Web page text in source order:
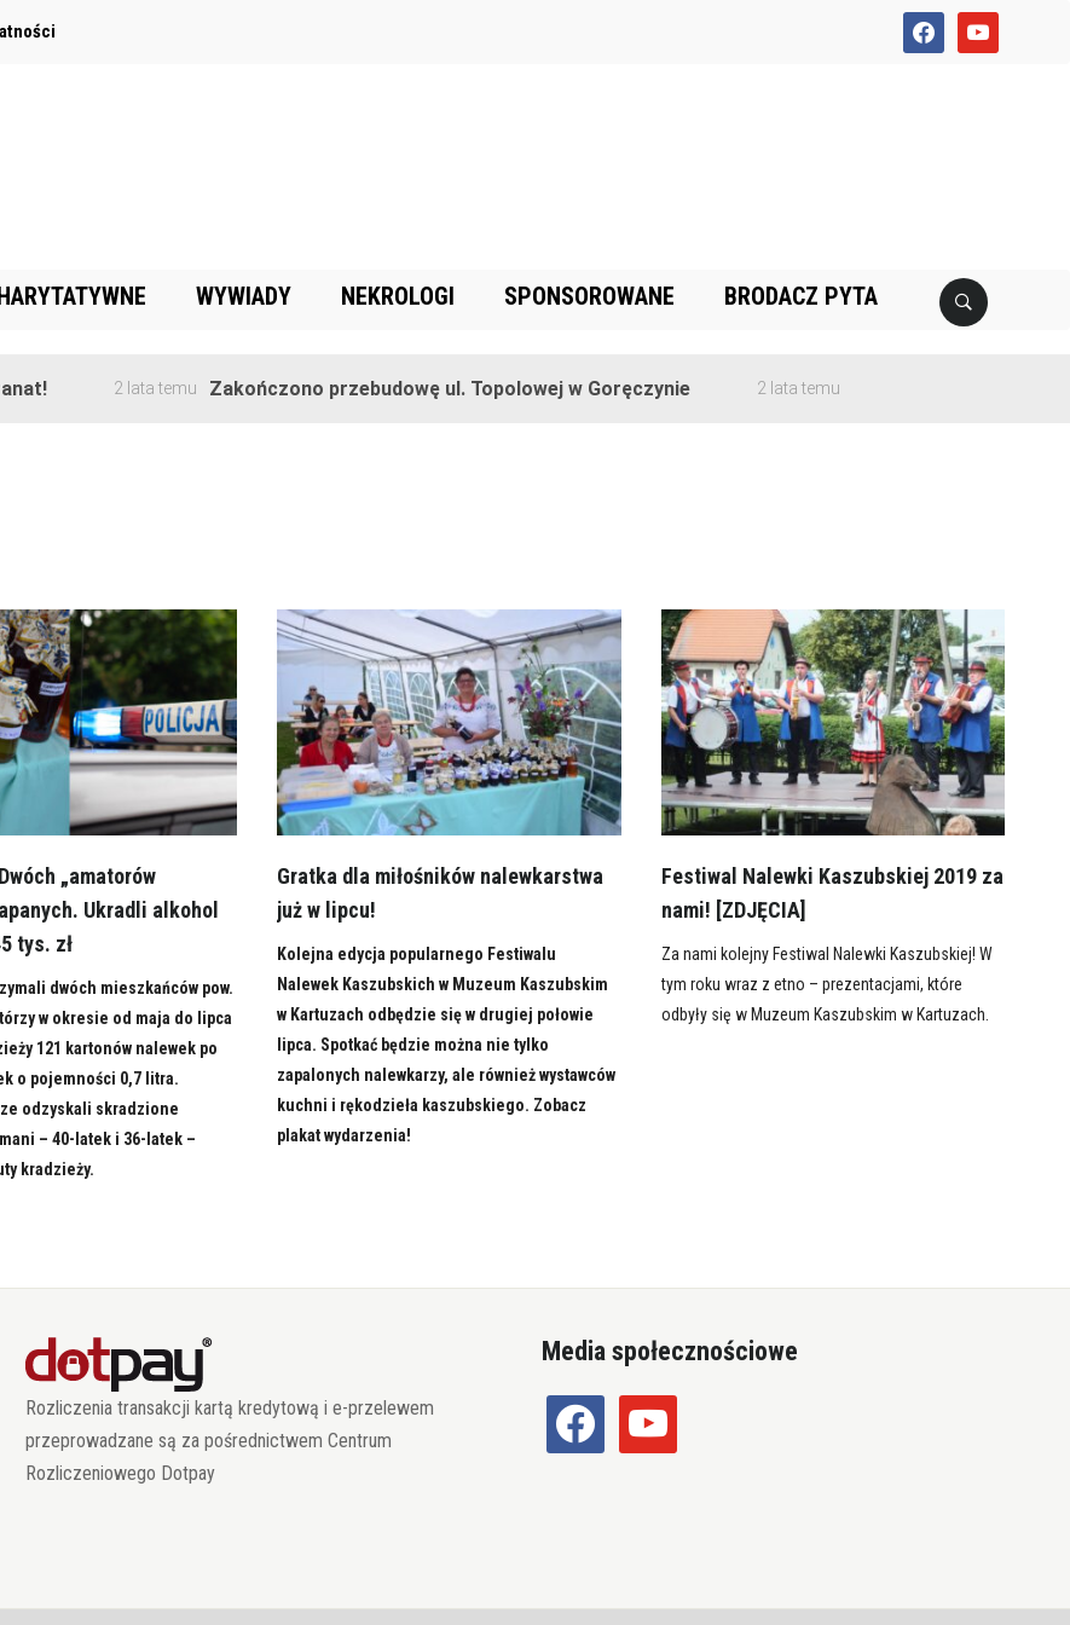
facebookyoutube
WYWIADY NEKROLOGI SPONSOROWANE BRODACZ PYTA
2 lata temu Zakończono przebudowę ul. Topolowej w Goręczynie 2 lata temu
„amatorów
Ukradli alkohol
tys. zł
dwóch mieszkańców pow.
w okresie od maja do lipca
121 kartonów nalewek po
o pojemności 0,7 litra.
odzyskali skradzione
– 40-latek i 36-latek –
kradzieży.
Gratka dla miłośników nalewkarstwa
już w lipcu!
Kolejna edycja popularnego Festiwalu
Nalewek Kaszubskich w Muzeum Kaszubskim
w Kartuzach odbędzie się w drugiej połowie
lipca. Spotkać będzie można nie tylko
zapalonych nalewkarzy, ale również wystawców
kuchni i rękodzieła kaszubskiego. Zobacz
plakat wydarzenia!
Festiwal Nalewki Kaszubskiej 2019 za
nami! [ZDJĘCIA]
Za nami kolejny Festiwal Nalewki Kaszubskiej! W
tym roku wraz z etno – prezentacjami, które
odbyły się w Muzeum Kaszubskim w Kartuzach.
Rozliczenia transakcji kartą kredytową i e-przelewem
przeprowadzane są za pośrednictwem Centrum
Rozliczeniowego Dotpay
Media społecznościowe
facebook youtube